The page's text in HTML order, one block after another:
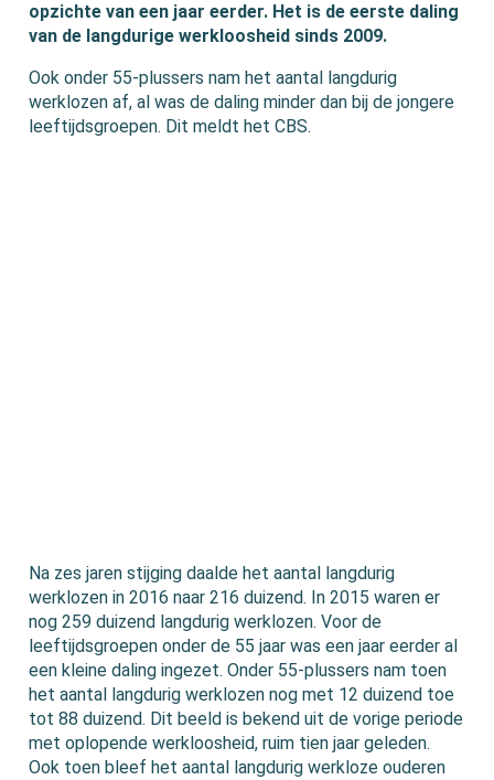
opzichte van een jaar eerder. Het is de eerste daling
van de langdurige werkloosheid sinds 2009.
Ook onder 55-plussers nam het aantal langdurig
werklozen af, al was de daling minder dan bij de jongere
leeftijdsgroepen. Dit meldt het CBS.
Na zes jaren stijging daalde het aantal langdurig
werklozen in 2016 naar 216 duizend. In 2015 waren er
nog 259 duizend langdurig werklozen. Voor de
leeftijdsgroepen onder de 55 jaar was een jaar eerder al
een kleine daling ingezet. Onder 55-plussers nam toen
het aantal langdurig werklozen nog met 12 duizend toe
tot 88 duizend. Dit beeld is bekend uit de vorige periode
met oplopende werkloosheid, ruim tien jaar geleden.
Ook toen bleef het aantal langdurig werkloze ouderen